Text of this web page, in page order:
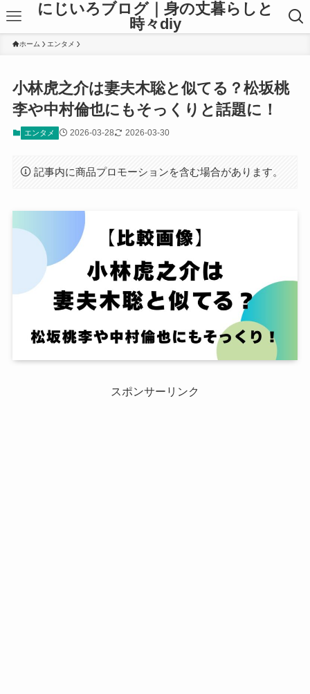
にじいろブログ｜身の丈暮らしと
時々diy
ホーム エンタメ
小林虎之介は妻夫木聡と似てる？松坂桃
李や中村倫也にもそっくりと話題に！
エンタメ 2026-03-28 2026-03-30
記事内に商品プロモーションを含む場合があります。
スポンサーリンク